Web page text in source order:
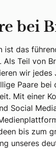
bei
ist das
Als Teil von
wir jedes
Paare bei
Mit einer
Social
bis zum
unseres